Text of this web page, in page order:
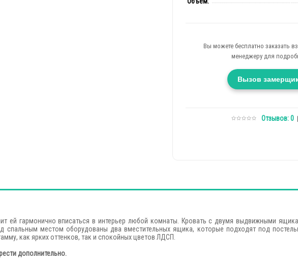
Вы можете бесплатно заказать
менеджеру для
Вызов
Отзывов: 0|
ей гармонично вписаться в интерьер любой комнаты. Кровать с двумя выдвижными
спальным местом оборудованы два вместительных ящика, которые подходят под
как ярких оттенков, так и спокойных цветов ЛДСП.
дополнительно.